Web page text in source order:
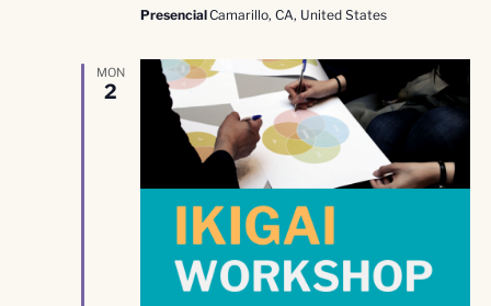
PresencialCamarillo, CA, United States
MON
2